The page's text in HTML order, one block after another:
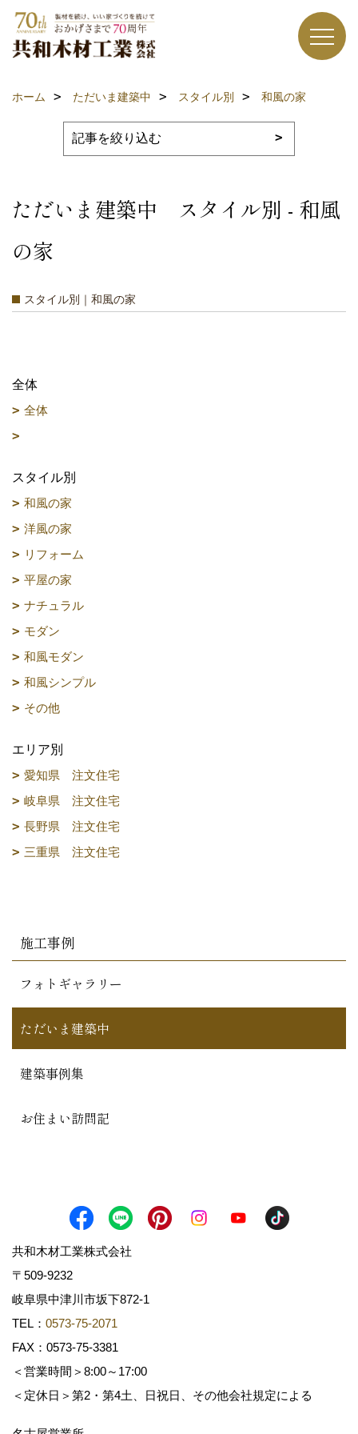
ホーム ただいま建築中 スタイル別 和風の家
ただいま建築中 スタイル別 - 和風
の家
スタイル別｜和風の家
全体
全体
スタイル別
和風の家
洋風の家
リフォーム
平屋の家
ナチュラル
モダン
和風モダン
和風シンプル
その他
エリア別
愛知県 注文住宅
岐阜県 注文住宅
長野県 注文住宅
三重県 注文住宅
施工事例
フォトギャラリー
ただいま建築中
建築事例集
お住まい訪問記
共和木材工業株式会社
〒509-9232
岐阜県中津川市坂下872‐1
TEL： 0573-75-2071
FAX：0573-75-3381
＜営業時間＞8:00～17:00
＜定休日＞第2・第4土、日祝日、その他会社規定による